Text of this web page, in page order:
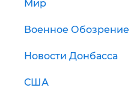
Мир
Военное Обозрение
Новости Донбасса
США